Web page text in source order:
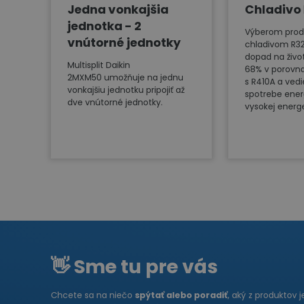
Jedna vonkajšia
jednotka - 2
vnútorné jednotky
Multisplit Daikin
2MXM50 umožňuje na jednu
vonkajšiu jednotku pripojiť až
dve vnútorné jednotky.
Chladivo
Výberom
chladivom
dopad na
68% v
s R410A a
spotrebe
vysokej
👋 Sme tu pre vás
Chcete sa na niečo spýtať alebo poradiť, aký z produktov